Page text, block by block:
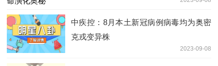
中疾控：8月本土新冠病例病毒均为奥密
克戎变异株
2023-09-08